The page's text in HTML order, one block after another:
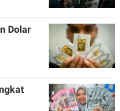
Dolar